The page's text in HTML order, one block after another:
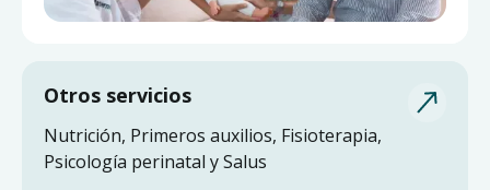
Otros servicios
Nutrición, Primeros auxilios, Fisioterapia,
Psicología perinatal y Salus